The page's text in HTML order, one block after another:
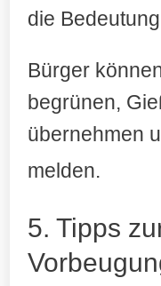
die
Bürger
begrünen,
übernehmen
melden.
5. Tipps